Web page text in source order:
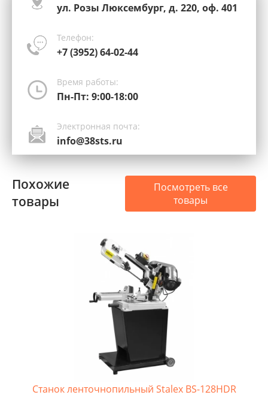
ул. Розы Люксембург, д. 220, оф. 401
Телефон:
+7 (3952) 64-02-44
Время работы:
Пн-Пт: 9:00-18:00
Электронная почта:
info@38sts.ru
Похожие
товары
Посмотреть все
товары
Станок ленточнопильный Stalex BS-128HDR